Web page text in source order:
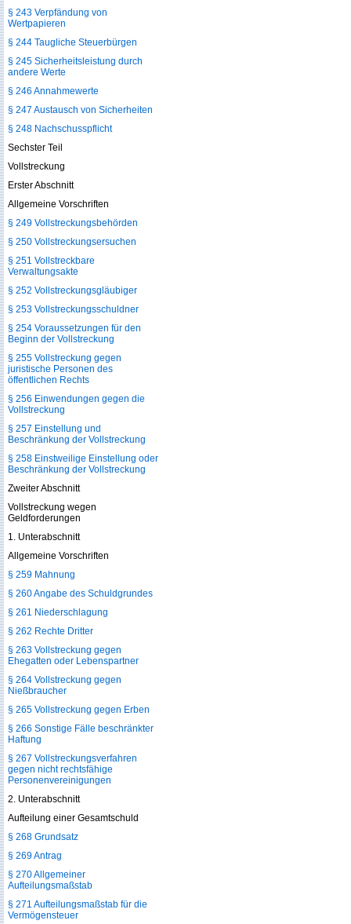
§ 243 Verpfändung von
Wertpapieren
§ 244 Taugliche Steuerbürgen
§ 245 Sicherheitsleistung durch
andere Werte
§ 246 Annahmewerte
§ 247 Austausch von Sicherheiten
§ 248 Nachschusspflicht
Sechster Teil
Vollstreckung
Erster Abschnitt
Allgemeine Vorschriften
§ 249 Vollstreckungsbehörden
§ 250 Vollstreckungsersuchen
§ 251 Vollstreckbare
Verwaltungsakte
§ 252 Vollstreckungsgläubiger
§ 253 Vollstreckungsschuldner
§ 254 Voraussetzungen für den
Beginn der Vollstreckung
§ 255 Vollstreckung gegen
juristische Personen des
öffentlichen Rechts
§ 256 Einwendungen gegen die
Vollstreckung
§ 257 Einstellung und
Beschränkung der Vollstreckung
§ 258 Einstweilige Einstellung oder
Beschränkung der Vollstreckung
Zweiter Abschnitt
Vollstreckung wegen
Geldforderungen
1. Unterabschnitt
Allgemeine Vorschriften
§ 259 Mahnung
§ 260 Angabe des Schuldgrundes
§ 261 Niederschlagung
§ 262 Rechte Dritter
§ 263 Vollstreckung gegen
Ehegatten oder Lebenspartner
§ 264 Vollstreckung gegen
Nießbraucher
§ 265 Vollstreckung gegen Erben
§ 266 Sonstige Fälle beschränkter
Haftung
§ 267 Vollstreckungsverfahren
gegen nicht rechtsfähige
Personenvereinigungen
2. Unterabschnitt
Aufteilung einer Gesamtschuld
§ 268 Grundsatz
§ 269 Antrag
§ 270 Allgemeiner
Aufteilungsmaßstab
§ 271 Aufteilungsmaßstab für die
Vermögensteuer